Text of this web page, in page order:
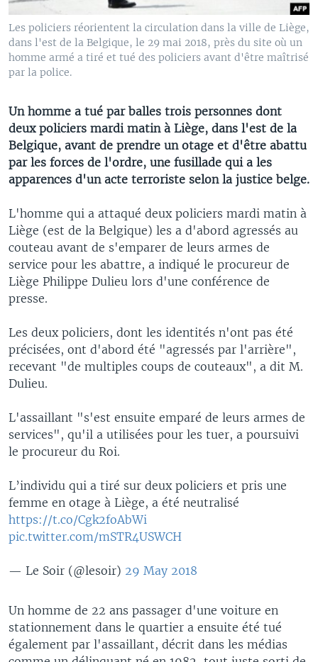
Les policiers réorientent la circulation dans la ville de Liège,
dans l'est de la Belgique, le 29 mai 2018, près du site où un
homme armé a tiré et tué des policiers avant d'être maîtrisé
par la police.
Un homme a tué par balles trois personnes dont
deux policiers mardi matin à Liège, dans l'est de la
Belgique, avant de prendre un otage et d'être abattu
par les forces de l'ordre, une fusillade qui a les
apparences d'un acte terroriste selon la justice belge.
L'homme qui a attaqué deux policiers mardi matin à
Liège (est de la Belgique) les a d'abord agressés au
couteau avant de s'emparer de leurs armes de
service pour les abattre, a indiqué le procureur de
Liège Philippe Dulieu lors d'une conférence de
presse.
Les deux policiers, dont les identités n'ont pas été
précisées, ont d'abord été "agressés par l'arrière",
recevant "de multiples coups de couteaux", a dit M.
Dulieu.
L'assaillant "s'est ensuite emparé de leurs armes de
services", qu'il a utilisées pour les tuer, a poursuivi
le procureur du Roi.
L’individu qui a tiré sur deux policiers et pris une
femme en otage à Liège, a été neutralisé
https://t.co/Cgk2foAbWi
pic.twitter.com/mSTR4USWCH
— Le Soir (@lesoir) 29 May 2018
Un homme de 22 ans passager d'une voiture en
stationnement dans le quartier a ensuite été tué
également par l'assaillant, décrit dans les médias